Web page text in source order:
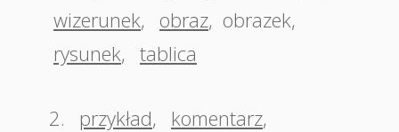
wizerunek, obraz, obrazek,
rysunek, tablica
2. przykład, komentarz,